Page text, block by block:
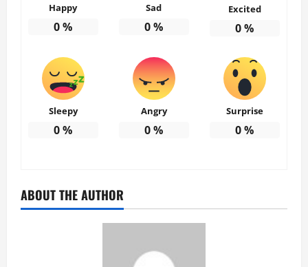
Happy
0%
Sad
0%
Excited
0%
Sleepy
0%
Angry
0%
Surprise
0%
ABOUT THE AUTHOR